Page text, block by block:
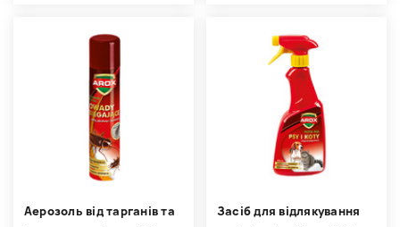
Аерозоль від тарганів та
Засіб для відлякування